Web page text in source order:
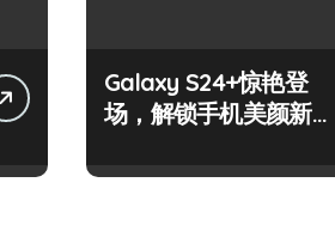
Galaxy S24+惊艳登
场，解锁手机美颜新境